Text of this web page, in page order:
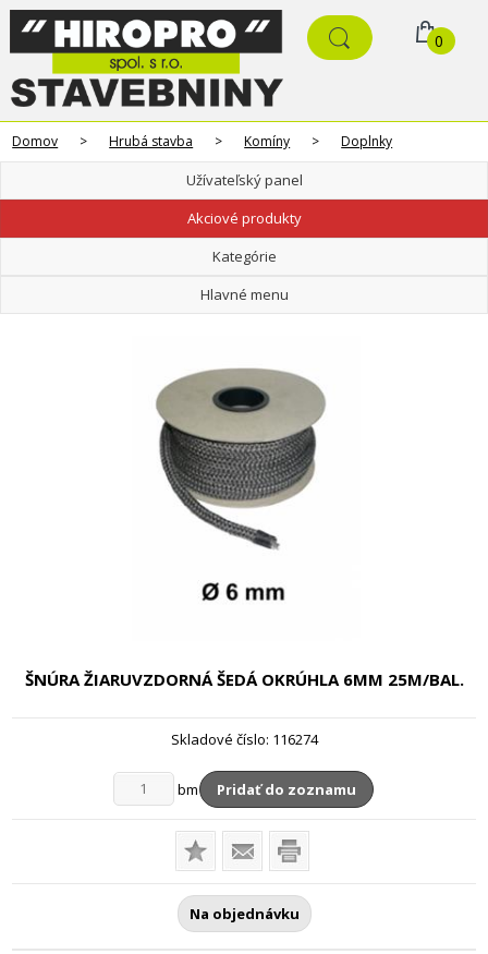
0
Domov > Hrubá stavba > Komíny > Doplnky
Užívateľský panel
Akciové produkty
Kategórie
Hlavné menu
ŠNÚRA ŽIARUVZDORNÁ ŠEDÁ OKRÚHLA 6MM 25M/BAL.
Skladové číslo: 116274
bm Pridať do zoznamu
Na objednávku